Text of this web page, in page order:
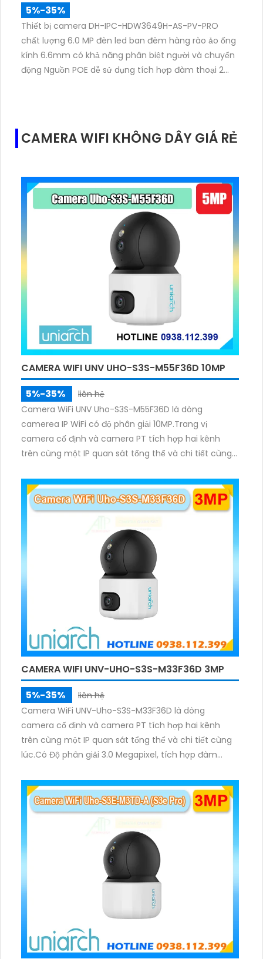
5%-35%
Thiết bị camera DH-IPC-HDW3649H-AS-PV-PRO
chất lượng 6.0 MP đèn led ban đêm hàng rào ảo ống
kính 6.6mm có khả năng phân biệt người và chuyển
động Nguồn POE dễ sử dụng tích hợp đàm thoại 2
CAMERA WIFI KHÔNG DÂY GIÁ RẺ
CAMERA WIFI UNV UHO-S3S-M55F36D 10MP
5%-35%
liên hệ
Camera WiFi UNV Uho-S3S-M55F36D là dòng
camerea IP WiFi có độ phân giải 10MP.Trang vị
camera cố định và camera PT tích hợp hai kênh
trên cùng một IP quan sát tổng thể và chi tiết cùng
ánh sáng. Kết hợp hồng ngoại và đèn ấm cho hình
ảnh có màu trong nhiều điều kiện khác nhau trong
phạm vi 3m.
CAMERA WIFI UNV-UHO-S3S-M33F36D 3MP
5%-35%
liên hệ
Camera WiFi UNV-Uho-S3S-M33F36D là dòng
camera cố định và camera PT tích hợp hai kênh
trên cùng một IP quan sát tổng thể và chi tiết cùng
lúc.Có Độ phân giải 3.0 Megapixel, tích hợp đàm
sáng ấm lên đến 10m.